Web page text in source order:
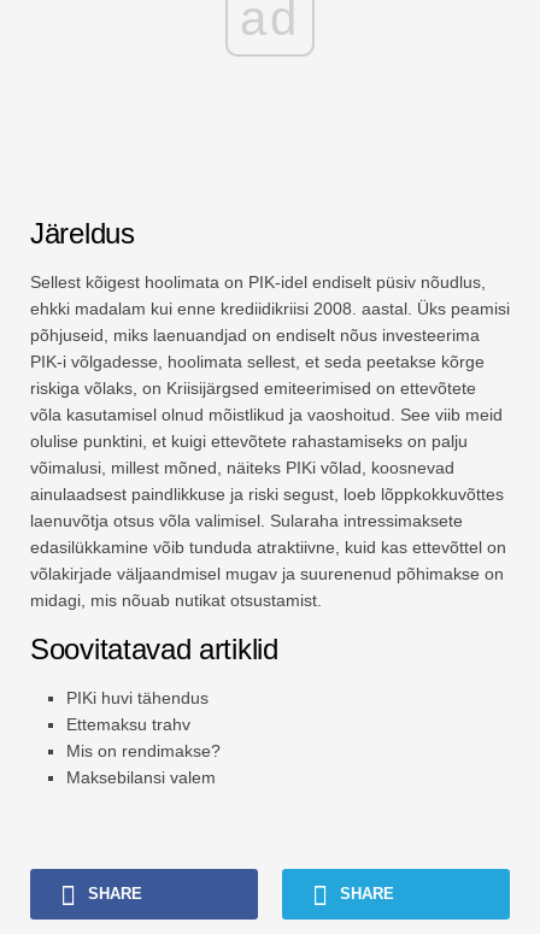
ad
Järeldus
Sellest kõigest hoolimata on PIK-idel endiselt püsiv nõudlus,
ehkki madalam kui enne krediidikriisi 2008. aastal. Üks peamisi
põhjuseid, miks laenuandjad on endiselt nõus investeerima
PIK-i võlgadesse, hoolimata sellest, et seda peetakse kõrge
riskiga võlaks, on Kriisijärgsed emiteerimised on ettevõtete
võla kasutamisel olnud mõistlikud ja vaoshoitud. See viib meid
olulise punktini, et kuigi ettevõtete rahastamiseks on palju
võimalusi, millest mõned, näiteks PIKi võlad, koosnevad
ainulaadsest paindlikkuse ja riski segust, loeb lõppkokkuvõttes
laenuvõtja otsus võla valimisel. Sularaha intressimaksete
edasilükkamine võib tunduda atraktiivne, kuid kas ettevõttel on
võlakirjade väljaandmisel mugav ja suurenenud põhimakse on
midagi, mis nõuab nutikat otsustamist.
Soovitatavad artiklid
PIKi huvi tähendus
Ettemaksu trahv
Mis on rendimakse?
Maksebilansi valem
SHARE SHARE